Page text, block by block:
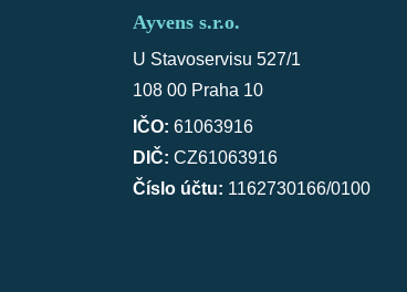
Ayvens s.r.o.
U Stavoservisu 527/1
108 00 Praha 10
IČO: 61063916
DIČ: CZ61063916
Číslo účtu: 1162730166/0100